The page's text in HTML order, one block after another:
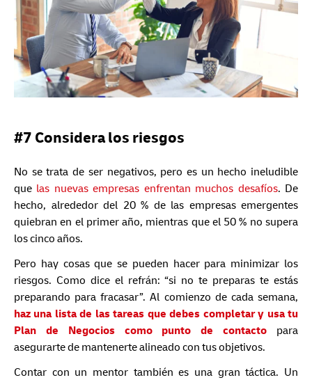
#7 Considera los riesgos
No se trata de ser negativos, pero es un hecho ineludible
que las nuevas empresas enfrentan muchos desafíos. De
hecho, alrededor del 20 % de las empresas emergentes
quiebran en el primer año, mientras que el 50 % no supera
los cinco años.
Pero hay cosas que se pueden hacer para minimizar los
riesgos. Como dice el refrán: “si no te preparas te estás
preparando para fracasar”. Al comienzo de cada semana,
haz una lista de las tareas que debes completar y usa tu
Plan de Negocios como punto de contacto para
asegurarte de mantenerte alineado con tus objetivos.
Contar con un mentor también es una gran táctica. Un